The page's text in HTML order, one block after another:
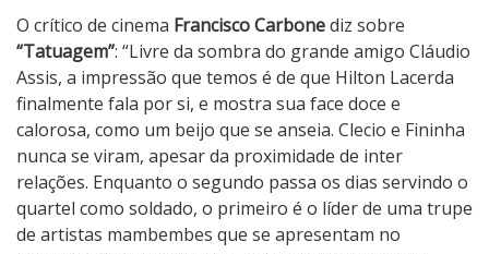
O crítico de cinema Francisco Carbonediz sobre
“Tatuagem”: “Livre da sombra do grande amigo Cláudio
Assis, a impressão que temos é de que Hilton Lacerda
finalmente fala por si, e mostra sua face doce e
calorosa, como um beijo que se anseia. Clecio e Fininha
nunca se viram, apesar da proximidade de inter
relações. Enquanto o segundo passa os dias servindo o
quartel como soldado, o primeiro é o líder de uma trupe
de artistas mambembes que se apresentam no